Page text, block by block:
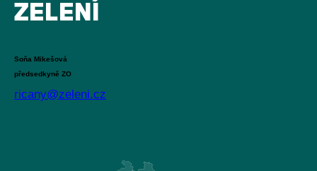
ZELENÍ
Soňa Mikešová
předsedkyně ZO
ricany@zeleni.cz